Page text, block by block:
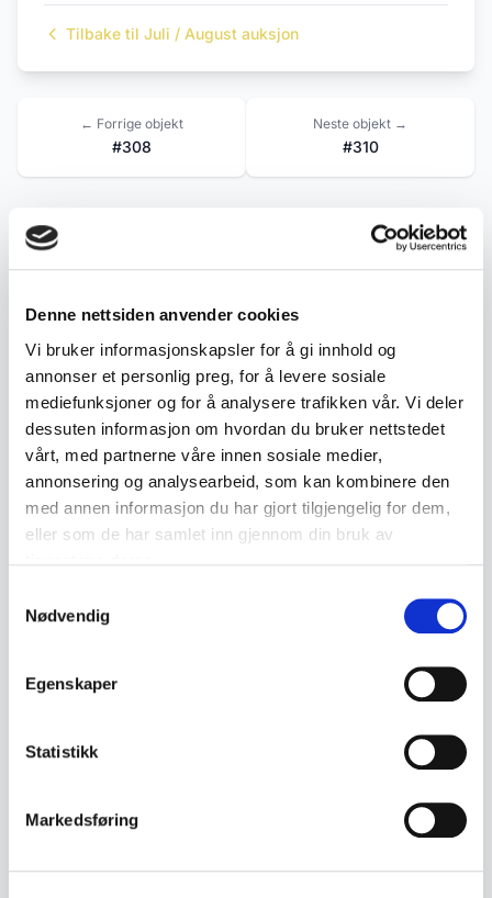
Denne nettsiden anvender cookies
Vi bruker informasjonskapsler for å gi innhold og
annonser et personlig preg, for å levere sosiale
mediefunksjoner og for å analysere trafikken vår. Vi deler
dessuten informasjon om hvordan du bruker nettstedet
vårt, med partnerne våre innen sosiale medier,
annonsering og analysearbeid, som kan kombinere den
med annen informasjon du har gjort tilgjengelig for dem,
eller som de har samlet inn gjennom din bruk av
Nødvendig
Egenskaper
Statistikk
Markedsføring
Tilbake til Juli / August auksjon
← Forrige objekt
#308
Neste objekt →
#310
Beskrivelse
Tredimensjonalt reklameskilt for Carlsberg Beer,
utformet som bunnen av en tradisjonell øltønne.
Skiltet er produsert i glassfiber med relieffdekor
som viser Carlsberg-logoen, en kongekrone og
humleranker. Overflaten er malt for å imitere
mørkt treverk med metallbånd.
• År: Slutten av 1900-tallet
• Mål: Bredde 34,5 cm, dybde 7 cm
Tilstand: Normal bruksslitasje med enkelte
baksiden er intakt. Se bilder for nærmere